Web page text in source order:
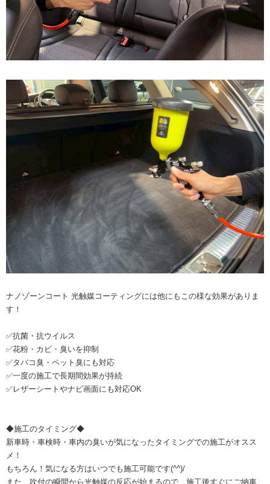
ナノゾーンコート 光触媒コーティングには他にもこの様な効果がありま
す！
✅抗菌・抗ウイルス
✅花粉・カビ・臭いを抑制
✅タバコ臭・ペット臭にも対応
✅一度の施工で長期間効果が持続
✅レザーシートやナビ画面にも対応OK
◆施工のタイミング◆
新車時・車検時・車内の臭いが気になったタイミングでの施工がオスス
メ！
もちろん！気になる方はいつでも施工可能です(^^)/
また、吹付の瞬間から光触媒の反応が始まるので、施工後すぐにご納車